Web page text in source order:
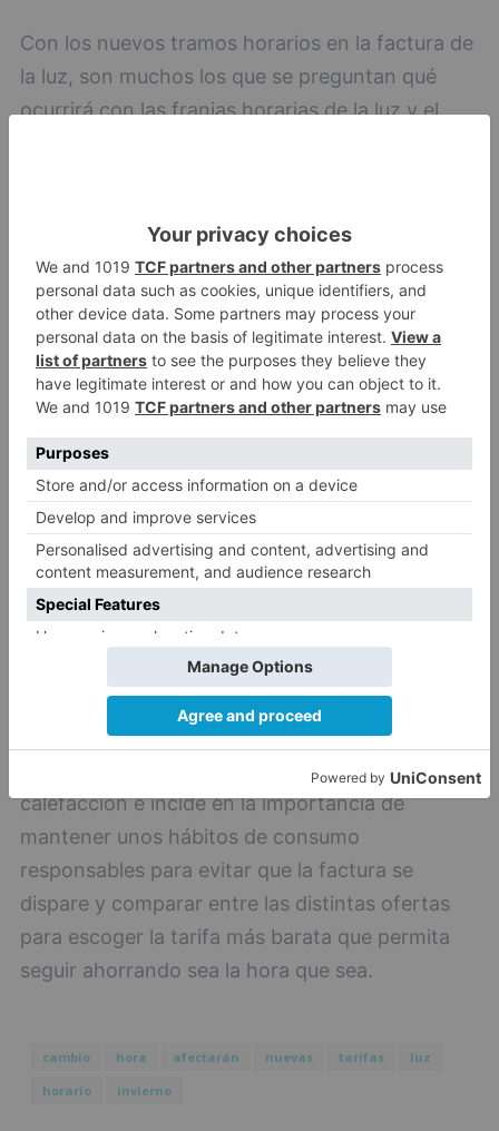
Con los nuevos tramos horarios en la factura de
la luz, son muchos los que se preguntan qué
ocurrirá con las franjas horarias de la luz y el
más horas de sol por la mañana, cuando el
consumo de luz es mayor, por lo que podremos
prescindir de encender las luces", señala
Antonio Picazo, CEO de la compañía.
A su vez, la compañía recuerda que hay que
tener en cuenta que en invierno el consumo de
luz y gas suele aumentar por el uso de
calefacción e incide en la importancia de
mantener unos hábitos de consumo
responsables para evitar que la factura se
dispare y comparar entre las distintas ofertas
para escoger la tarifa más barata que permita
seguir ahorrando sea la hora que sea.
cambio hora afectarán nuevas tarifas
luz
horario
invierno